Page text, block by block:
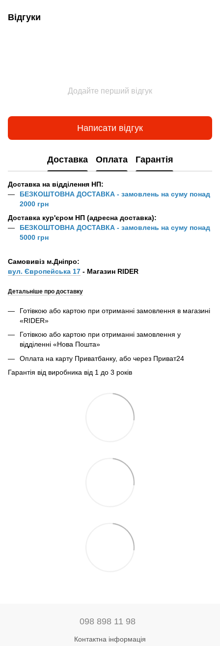
Відгуки
Додайте перший відгук
Написати відгук
Доставка Оплата Гарантія
Доставка на відділення НП:
БЕЗКОШТОВНА ДОСТАВКА - замовлень на суму понад
2000 грн
Доставка кур'єром НП (адресна доставка):
БЕЗКОШТОВНА ДОСТАВКА - замовлень на суму понад
5000 грн
Самовивіз м.Дніпро:
вул. Європейська 17 - Магазин RIDER
Детальніше про доставку
Готівкою або картою при отриманні замовлення в магазині
«RIDER»
Готівкою або картою при отриманні замовлення у
відділенні «Нова Пошта»
Оплата на карту Приватбанку, або через Приват24
Гарантія від виробника від 1 до 3 років
098 898 11 98
Контактна інформація